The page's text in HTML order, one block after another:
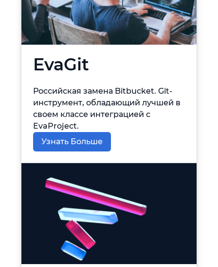
EvaGit
Российская замена Bitbucket. Git-
инструмент, обладающий лучшей в
своем классе интеграцией с
EvaProject.
Узнать Больше